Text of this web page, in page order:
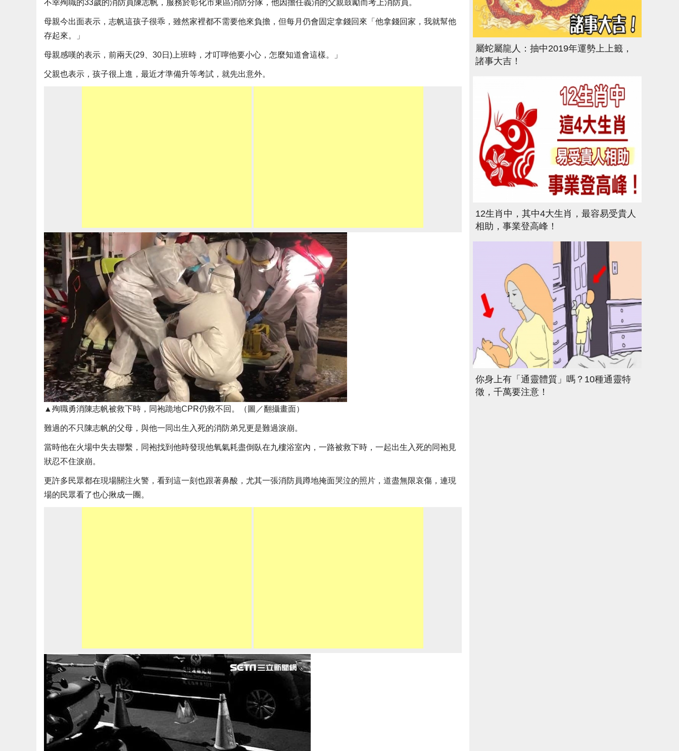
不幸殉職的33歲的消防員陳志帆，服務於彰化市東區消防分隊，他因擔任義消的父親鼓勵而考上消防員。
母親今出面表示，志帆這孩子很乖，雖然家裡都不需要他來負擔，但每月仍會固定拿錢回來「他拿錢回家，我就幫他
存起來。」
母親感嘆的表示，前兩天(29、30日)上班時，才叮嚀他要小心，怎麼知道會這樣。」
父親也表示，孩子很上進，最近才準備升等考試，就先出意外。
▲殉職勇消陳志帆被救下時，同袍跪地CPR仍救不回。（圖／翻攝畫面）
難過的不只陳志帆的父母，與他一同出生入死的消防弟兄更是難過淚崩。
當時他在火場中失去聯繫，同袍找到他時發現他氧氣耗盡倒臥在九樓浴室內，一路被救下時，一起出生入死的同袍見
狀忍不住淚崩。
更許多民眾都在現場關注火警，看到這一刻也跟著鼻酸，尤其一張消防員蹲地掩面哭泣的照片，道盡無限哀傷，連現
場的民眾看了也心揪成一團。
屬蛇屬龍人：抽中2019年運勢上上籤，
諸事大吉！
12生肖中，其中4大生肖，最容易受貴人
相助，事業登高峰！
你身上有「通靈體質」嗎？10種通靈特
徵，千萬要注意！